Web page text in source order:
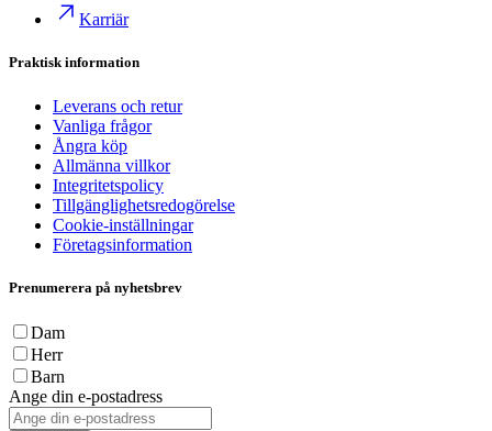
Karriär
Praktisk information
Leverans och retur
Vanliga frågor
Ångra köp
Allmänna villkor
Integritetspolicy
Tillgänglighetsredogörelse
Cookie-inställningar
Företagsinformation
Prenumerera på nyhetsbrev
Dam
Herr
Barn
Ange din e-postadress